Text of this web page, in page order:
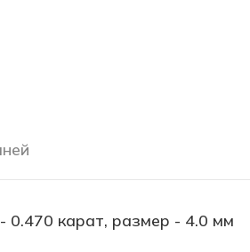
0.470 карат, размер - 4.0 мм